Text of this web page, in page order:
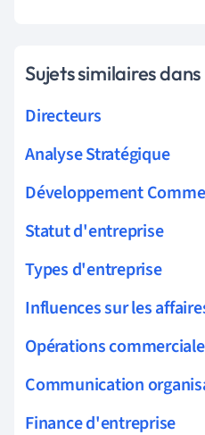
Sujets similaires
Directeurs
Analyse Stratégique
Développement
Statut d'entreprise
Types d'entreprise
Influences sur les
Opérations
Communication
Finance d'entreprise